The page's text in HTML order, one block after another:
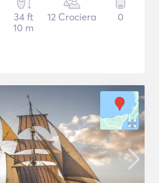
34 ft
10 m
12 Crociera 0